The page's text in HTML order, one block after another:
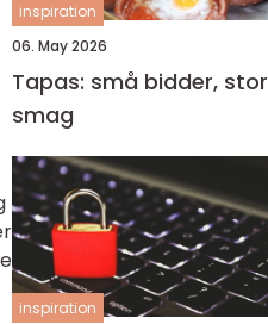
inspiration
06. May 2026
Tapas: små bidder, stor
smag
inspiration